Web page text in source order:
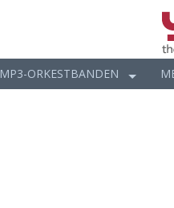
MP3-ORKESTBANDEN